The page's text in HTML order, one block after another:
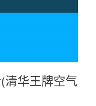
清华王牌空气